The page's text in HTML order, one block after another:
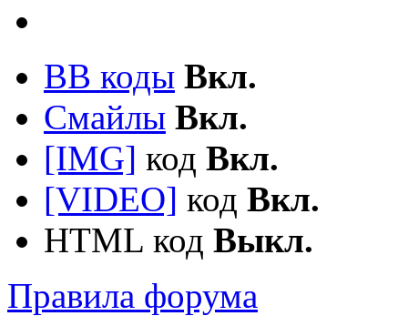
BB коды Вкл.
Смайлы Вкл.
[IMG] код Вкл.
[VIDEO] код Вкл.
HTML код Выкл.
Правила форума